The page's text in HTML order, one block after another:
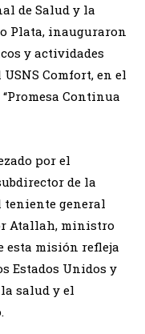
de Salud y la
Plata, inauguraron
y actividades
Comfort, en el
Continua
por el
de la
teniente general
Atallah, ministro
esta misión refleja
Estados Unidos y
salud y el